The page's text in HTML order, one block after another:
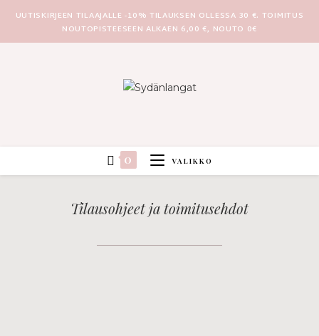
UUTISKIRJEEN TILAAJALLE -10% TILAUKSEN OLLESSA 30 €. TOIMITUS
NOUTOPISTEESEEN ALKAEN 6,00 €, NOUTO 0€
0 VALIKKO
Tilausohjeet ja toimitusehdot